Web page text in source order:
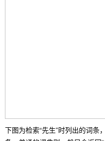
下图为检索“先生”时列出的词条